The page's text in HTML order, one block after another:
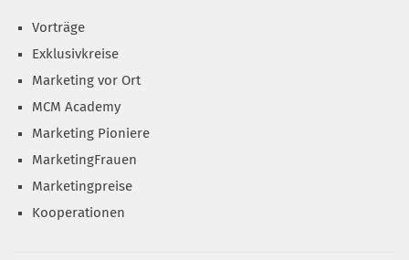
Vorträge
Exklusivkreise
Marketing vor Ort
MCM Academy
Marketing Pioniere
MarketingFrauen
Marketingpreise
Kooperationen